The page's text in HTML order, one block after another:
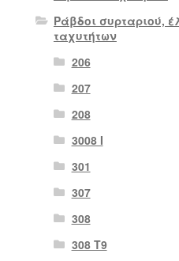
Ράβδοι συρταριού,
ταχυτήτων
206
207
208
3008 Ι
301
307
308
308 Τ9